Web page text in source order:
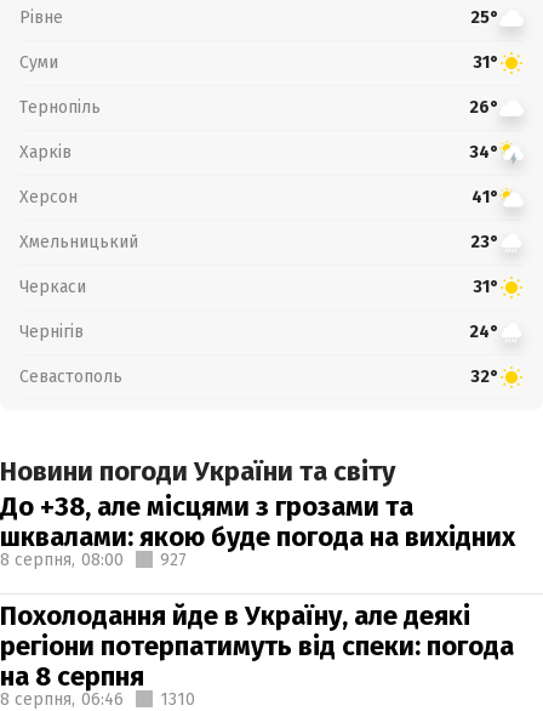
Рівне 25°
Суми 31°
Тернопіль 26°
Харків 34°
Херсон 41°
Хмельницький 23°
Черкаси 31°
Чернігів 24°
Севастополь 32°
Новини погоди України та світу
До +38, але місцями з грозами та
шквалами: якою буде погода на вихідних
8 серпня, 08:00 927
Похолодання йде в Україну, але деякі
регіони потерпатимуть від спеки: погода
на 8 серпня
8 серпня, 06:46 1310